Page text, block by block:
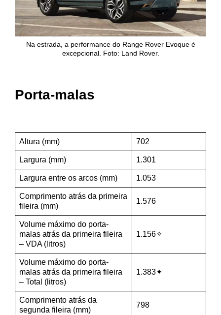
Na estrada, a performance do Range Rover Evoque é
excepcional. Foto: Land Rover.
Porta-malas
Altura (mm) 702
Largura (mm) 1.301
Largura entre os arcos (mm) 1.053
Comprimento atrás da primeira
fileira (mm)
1.576
Volume máximo do porta-
malas atrás da primeira fileira
– VDA (litros)
1.156✧
Volume máximo do porta-
malas atrás da primeira fileira
– Total (litros)
1.383✦
Comprimento atrás da
segunda fileira (mm)
798